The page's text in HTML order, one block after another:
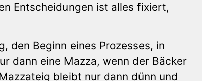
Entscheidungen ist alles fixiert,
den Beginn eines Prozesses, in
dann eine Mazza, wenn der Bäcker
bleibt nur dann dünn und